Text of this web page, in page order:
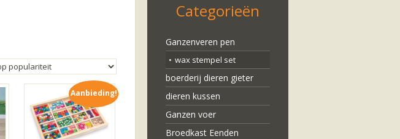
Aanbieding!
Categorieën
Ganzenveren pen
wax stempel set
boerderij dieren gieter
dieren kussen
Ganzen voer
Broedkast Eenden